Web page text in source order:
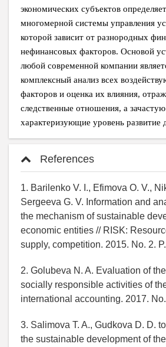
экономических субъектов
многомерной системы управления
которой зависит от разнородных
нефинансовых факторов. Основой
любой современной компании
комплексный анализ всех
факторов и оценка их влияния,
следственные отношения, а
характеризующие уровень развитие
References
1. Barilenko V. I., Efimova O. V.,
Sergeeva G. V. Information and
the mechanism of sustainable
economic entities // RISK:
supply, competition. 2015. No. 2.
2. Golubeva N. A. Evaluation of
socially responsible activities of
international accounting. 2017.
3. Salimova T. A., Gudkova D. D.
the sustainable development of